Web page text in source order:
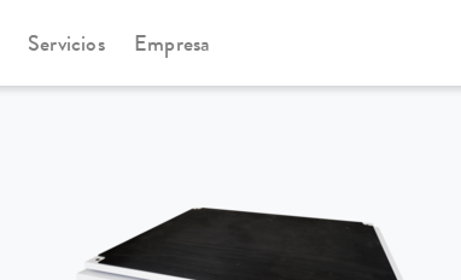
Servicios Empresa